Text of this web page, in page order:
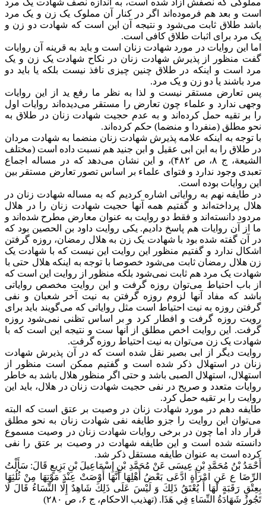
است و بعد هم فرموده‌اند اگر در کنار آن مملوک یک زن و یک مرد
باشد طلاق ثابت می‌شود و نتیجه آن این است که شهادت دو زن و
یک مرد برای اثبات طلاق کافی است.
اما این روایات در مورد شهادت زنان است و باید به قرینه آن روایات
گفت منظور از پذیرش شهادت زنان در نکاح شهادت یک زن و یک
مرد است و اینکه در طلاق چنین چیزی نافذ نیست بلکه یا باید دو
مرد باشند یا دو زن و یک مرد.
پس تعارض مستقر نیست و لذا به نظر ما رفع ید از این روایات
وجهی ندارد و علماء چون تعارض را مستقر می‌دیده‌اند روایات اول
را بر تقیه حمل کرد‌ه‌اند و به عدم حجیت شهادت زنان در طلاق به
نحو مطلق (منفردا و منضما) حکم کرده‌اند.
با توجه به اینکه علامه پذیرش شهادت زنان منضما به شهادت مردان
در طلاق را به ابن ابی عقیل و ابن جنید هم نسبت داده است (مختلف
الشیعة، ج ۸، ص ۴۸۲)، و این نشان می‌دهد که در مساله اجماع
تعبدی وجود ندارد و فتوای علماء بر اساس تصور تعارض مستقر بین
این روایات بوده است.
در طایفه نهم به روایاتی اشاره کردیم که به مساله شهادت زنان در
هلال پرداخته‌اند و گفتیم همه آنها حجیت شهادت زنان را در هلال
مردود دانسته‌اند و فقط دو روایت به عنوان معارض مطرح شده‌اند و
ما از آن روایات هم پاسخ دادیم. یکی روایت داود بن الحصین بود که
در آن گفته شده بود با شهادت یک زن به هلال رمضان، روزه گرفتن
اشکال ندارد و گفتیم منظور این روایت این نیست که با شهادت یک
زن هلال رمضان ثابت می‌شود خصوصا با توجه به اینکه هلال حتی با
شهادت یک مرد هم ثابت نمی‌شود بلکه منظور از روایت این است که
از باب احتیاط می‌توان روزه گرفت و این روایت مخصص روایاتی
باشد که مفاد آنها لزوم روزه گرفتن به نیت آخر شعبان و نفی
گرفتن روزه به نیت احتیاط است مثل روایاتی که می‌گویند باید برای
رویت روزه گرفت و افطار کرد و بر اساس تظنی نمی‌شود روزه
گرفت. این روایت اخص مطلق از آنها ست و نتیجه این است که با
شهادت یک زن می‌توان به نیت احتیاط روزه گرفت.
روایت دیگر از ابی بصیر نقل شده است که در آن پذیرش شهادت
زنان در استهلال ذکر شده است و گفتیم ممکن است منظور از
استهلال، استهلال الصبی باشد و حتی اگر منظور هلال باشد به خاطر
روایات متعدد و صریح در نفی حجیت شهادت زنان در هلال، باید این
روایت را بر تقیه حمل کرد.
طایفه دهم در مورد شهادت زنان در وصیت بر عتق است که البته
می‌توان این روایت را جزو طایفه نفی شهادت زنان به نحو مطلق
قرار داد اما چون در برخی روایات شهادت زنان در وصیت مسموع
دانسته شده است و این طایفه شهادت در وصیت بر عتق را نفی
کرده است به عنوان طایفه مستقل ذکر شد.
أَحْمَدُ بْنُ مُحَمَّدِ بْنِ عِيسَى‏ عَنْ مُحَمَّدِ بْنِ إِسْمَاعِيلَ بْنِ بَزِيعٍ قَالَ: سَأَلْتُ
الرِّضَا ع عَنِ امْرَأَةٍ ادَّعَى بَعْضُ أَهْلِهَا أَنَّهَا أَوْصَتْ عِنْدَ مَوْتِهَا مِنْ ثُلُثِهَا
بِعِتْقِ رَقَبَةٍ لَهَا أَ يُعْتَقُ ذَلِكَ وَ لَيْسَ عَلَى ذَلِكَ شَاهِدٌ إِلَّا النِّسَاءُ قَالَ لَا
تَجُوزُ شَهَادَةُ النِّسَاءِ فِي‏ هَذَا. (تهذیب الاحکام، ج ۶، ص ۲۸۰)